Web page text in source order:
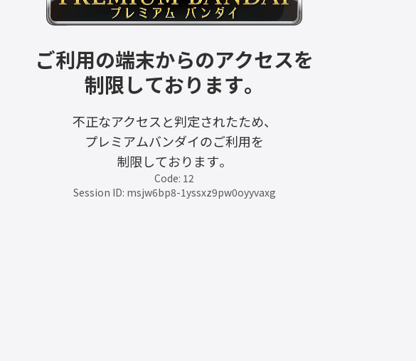
ご利用の端末からのアクセスを
制限しております。
不正なアクセスと判定されたため、
プレミアムバンダイのご利用を
制限しております。
Code: 12
Session ID: msjw6bp8-1yssxz9pw0oyyvaxg